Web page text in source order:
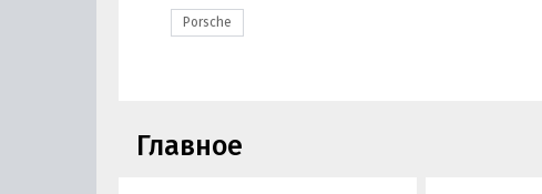
Porsche
Главное